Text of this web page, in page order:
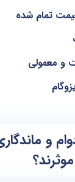
تمام شده
و معمولی
و
موثرند؟